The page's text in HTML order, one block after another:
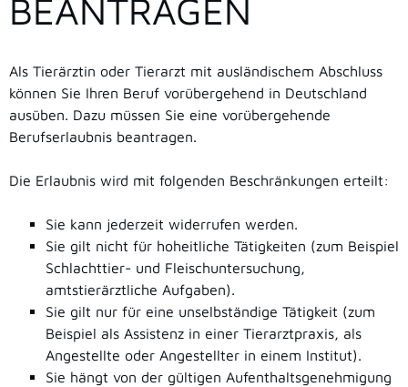
BEANTRAGEN
Als Tierärztin oder Tierarzt mit ausländischem Abschluss
können Sie Ihren Beruf vorübergehend in Deutschland
ausüben. Dazu müssen Sie eine vorübergehende
Berufserlaubnis beantragen.
Die Erlaubnis wird mit folgenden Beschränkungen erteilt:
Sie kann jederzeit widerrufen werden.
Sie gilt nicht für hoheitliche Tätigkeiten (zum Beispiel
Schlachttier- und Fleischuntersuchung,
amtstierärztliche Aufgaben).
Sie gilt nur für eine unselbständige Tätigkeit (zum
Beispiel als Assistenz in einer Tierarztpraxis, als
Angestellte oder Angestellter in einem Institut).
Sie hängt von der gültigen Aufenthaltsgenehmigung